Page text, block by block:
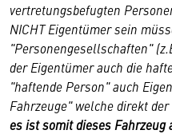
vertretungsbefugten
NICHT Eigentümer sein
"Personengesellschaften"
der Eigentümer auch die
"haftende Person" auch
Fahrzeuge" welche direkt
es ist somit dieses